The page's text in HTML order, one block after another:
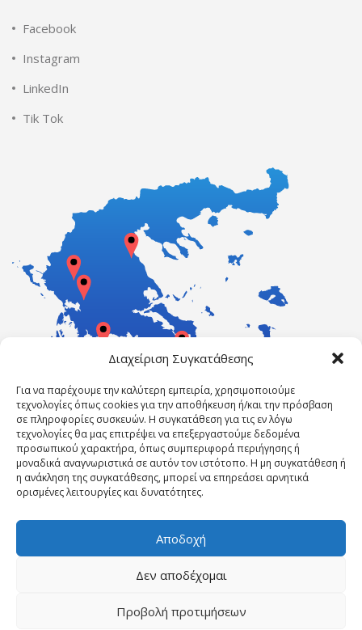
Διαχείριση Συγκατάθεσης
Για να παρέχουμε την καλύτερη εμπειρία, χρησιμοποιούμε
τεχνολογίες όπως cookies για την αποθήκευση ή/και την πρόσβαση
σε πληροφορίες συσκευών. Η συγκατάθεση για τις εν λόγω
τεχνολογίες θα μας επιτρέψει να επεξεργαστούμε δεδομένα
προσωπικού χαρακτήρα, όπως συμπεριφορά περιήγησης ή
μοναδικά αναγνωριστικά σε αυτόν τον ιστότοπο. Η μη συγκατάθεση ή
η ανάκληση της συγκατάθεσης, μπορεί να επηρεάσει αρνητικά
ορισμένες λειτουργίες και δυνατότητες.
Αποδοχή
Δεν αποδέχομαι
Προβολή προτιμήσεων
Facebook
Instagram
LinkedIn
Tik Tok
Powered by ErgasiaKEK
Η ΕΤΑΙΡΕΊΑ ΜΑΣ ΝΈΑ
ΕΠΙΚΟΙΝΩΝΊΑ